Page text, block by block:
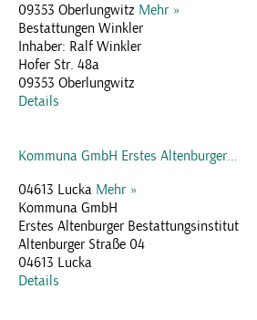
09353 Oberlungwitz Mehr »
Bestattungen Winkler
Inhaber: Ralf Winkler
Hofer Str. 48a
09353 Oberlungwitz
Details
Kommuna GmbH Erstes Altenburger...
04613 Lucka Mehr »
Kommuna GmbH
Erstes Altenburger Bestattungsinstitut
Altenburger Straße 04
04613 Lucka
Details